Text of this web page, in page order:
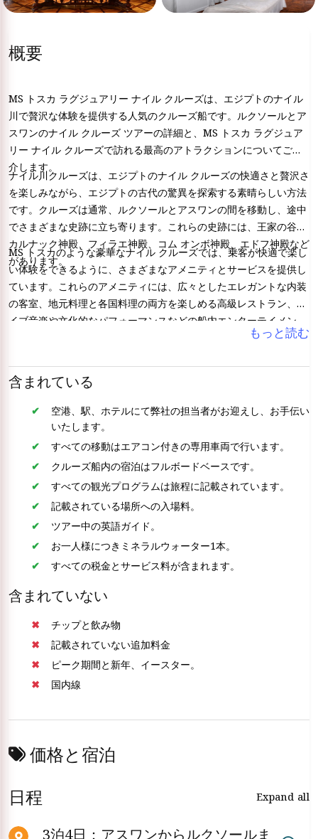
概要
MS トスカ ラグジュアリー ナイル クルーズは、エジプトのナイル
川で贅沢な体験を提供する人気のクルーズ船です。ルクソールとア
スワンのナイル クルーズ ツアーの詳細と、MS トスカ ラグジュア
リー ナイル クルーズで訪れる最高のアトラクションについてご紹
介します。
ナイル川クルーズは、エジプトのナイル クルーズの快適さと贅沢さ
を楽しみながら、エジプトの古代の驚異を探索する素晴らしい方法
です。クルーズは通常、ルクソールとアスワンの間を移動し、途中
でさまざまな史跡に立ち寄ります。これらの史跡には、王家の谷、
カルナック神殿、フィラエ神殿、コム オンボ神殿、エドフ神殿など
があります。
MS トスカのような豪華なナイル クルーズでは、乗客が快適で楽し
い体験をできるように、さまざまなアメニティとサービスを提供し
ています。これらのアメニティには、広々としたエレガントな内装
の客室、地元料理と各国料理の両方を楽しめる高級レストラン、ラ
イブ音楽や文化的なパフォーマンスなどの船内エンターテイメン
ト、リラックスできるプールやサンデッキ、スパやウェルネス セン
報を提供する知識豊富なガイドなどが含まれます。
もっと読む
含まれている
空港、駅、ホテルにて弊社の担当者がお迎えし、お手伝い
いたします。
すべての移動はエアコン付きの専用車両で行います。
クルーズ船内の宿泊はフルボードベースです。
すべての観光プログラムは旅程に記載されています。
記載されている場所への入場料。
ツアー中の英語ガイド。
お一人様につきミネラルウォーター1本。
すべての税金とサービス料が含まれます。
含まれていない
チップと飲み物
記載されていない追加料金
ピーク期間と新年、イースター。
国内線
価格と宿泊
日程
Expand all
3泊4日：アスワンからルクソールま